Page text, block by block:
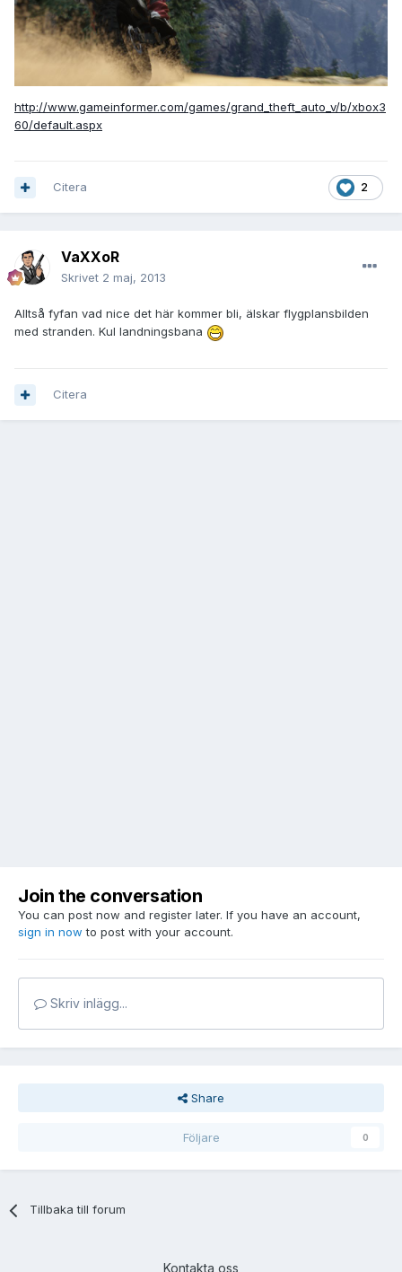
http://www.gameinformer.com/games/grand_theft_auto_v/b/xbox3
60/default.aspx
2
Citera
VaXXoR
Skrivet 2 maj, 2013
Alltså fyfan vad nice det här kommer bli, älskar flygplansbilden
med stranden. Kul landningsbana
Citera
Join the conversation
You can post now and register later. If you have an account,
sign in now to post with your account.
Skriv inlägg...
Share
Följare 0
Tillbaka till forum
Kontakta oss